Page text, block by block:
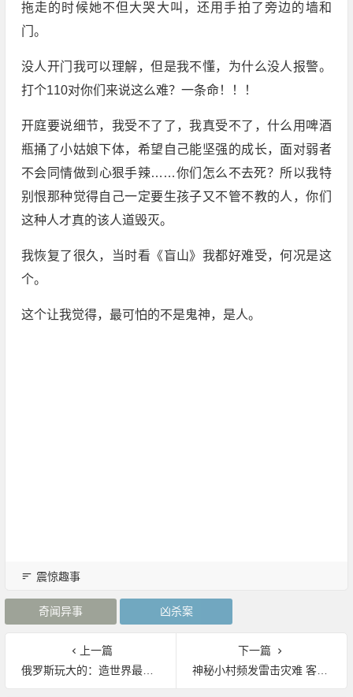
拖走的时候她不但大哭大叫，还用手拍了旁边的墙和
门。
没人开门我可以理解，但是我不懂，为什么没人报警。
打个110对你们来说这么难？一条命！！！
开庭要说细节，我受不了了，我真受不了，什么用啤酒
瓶捅了小姑娘下体，希望自己能坚强的成长，面对弱者
不会同情做到心狠手辣……你们怎么不去死？所以我特
别恨那种觉得自己一定要生孩子又不管不教的人，你们
这种人才真的该人道毁灭。
我恢复了很久，当时看《盲山》我都好难受，何况是这
个。
这个让我觉得，最可怕的不是鬼神，是人。
震惊趣事
奇闻异事 凶杀案
上一篇
俄罗斯玩大的：造世界最亮天体 照亮整个地球
下一篇
神秘小村频发雷击灾难 客机被击落酿人间惨剧！